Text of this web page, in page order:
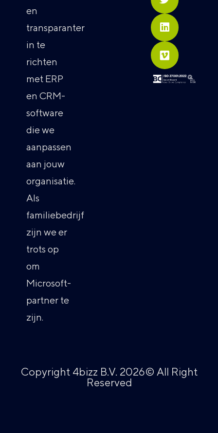
en
transparanter
in te
richten
met ERP
en CRM-
software
die we
aanpassen
aan jouw
organisatie.
Als
familiebedrijf
zijn we er
trots op
om
Microsoft-
partner te
zijn.
Copyright 4bizz B.V. 2026© All Right
Reserved